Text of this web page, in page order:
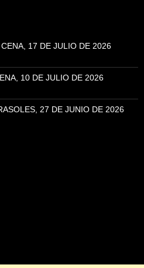
17 DE JULIO DE 2026
10 DE JULIO DE 2026
27 DE JUNIO DE 2026